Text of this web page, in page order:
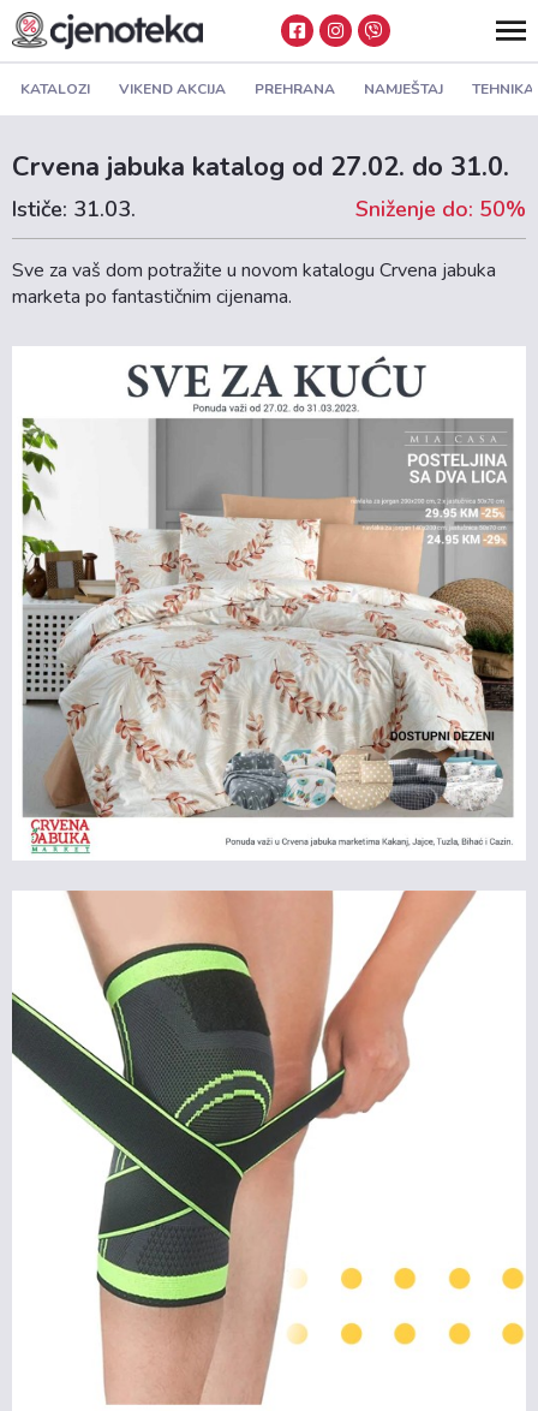
KATALOZI VIKEND AKCIJA PREHRANA NAMJEŠTAJ TEHNIKA
Crvena jabuka katalog od 27.02. do 31.0.
Ističe: 31.03. Sniženje do: 50%
Sve za vaš dom potražite u novom katalogu Crvena jabuka
marketa po fantastičnim cijenama.